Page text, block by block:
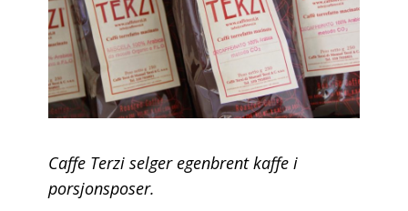
Caffe Terzi selger egenbrent kaffe i
porsjonsposer.